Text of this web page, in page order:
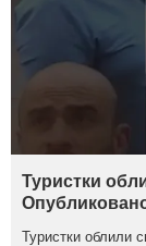
Туристки
Туристки облили